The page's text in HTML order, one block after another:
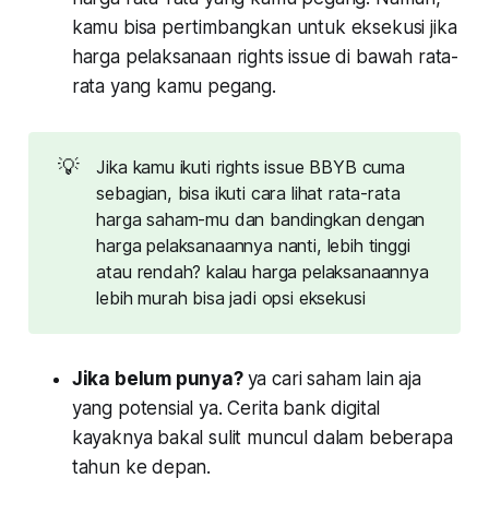
kamu bisa pertimbangkan untuk eksekusi jika
harga pelaksanaan rights issue di bawah rata-
rata yang kamu pegang.
💡
Jika kamu ikuti rights issue BBYB cuma
sebagian, bisa ikuti cara lihat rata-rata
harga saham-mu dan bandingkan dengan
harga pelaksanaannya nanti, lebih tinggi
atau rendah? kalau harga pelaksanaannya
lebih murah bisa jadi opsi eksekusi
Jika belum punya? ya cari saham lain aja
yang potensial ya. Cerita bank digital
kayaknya bakal sulit muncul dalam beberapa
tahun ke depan.